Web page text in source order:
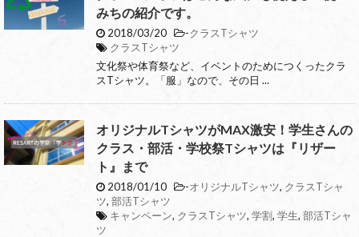
みちの紹介です。
2018/03/20 -クラスTシャツ
クラスTシャツ
文化祭や体育祭など、イベントのためにつくったクラ
スTシャツ。「服」なので、その日 ...
オリジナルTシャツがMAX激安！学生さんの
クラス・部活・学校祭Tシャツは『リザー
ト』まで
2018/01/10 -オリジナルTシャツ, クラスTシャ
ツ, 部活Tシャツ
キャンペーン, クラスTシャツ, 学割, 学生, 部活Tシャ
ツ